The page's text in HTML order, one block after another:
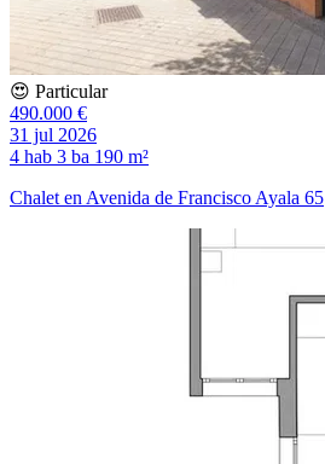
😍 Particular
490.000 €
31 jul 2026
4 hab 3 ba 190 m²
Chalet en Avenida de Francisco Ayala 65